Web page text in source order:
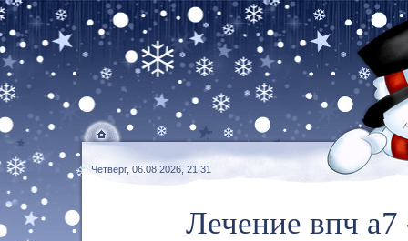
Четверг, 06.08.2026, 21:31
Лечение впч